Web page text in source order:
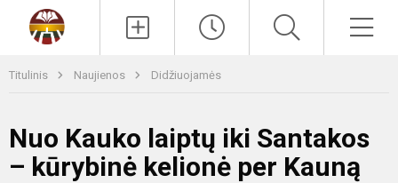
Titulinis Naujienos Didžiuojamės
Nuo Kauko laiptų iki Santakos
– kūrybinė kelionė per Kauną